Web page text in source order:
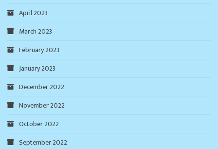
April 2023
March 2023
February 2023
January 2023
December 2022
November 2022
October 2022
September 2022